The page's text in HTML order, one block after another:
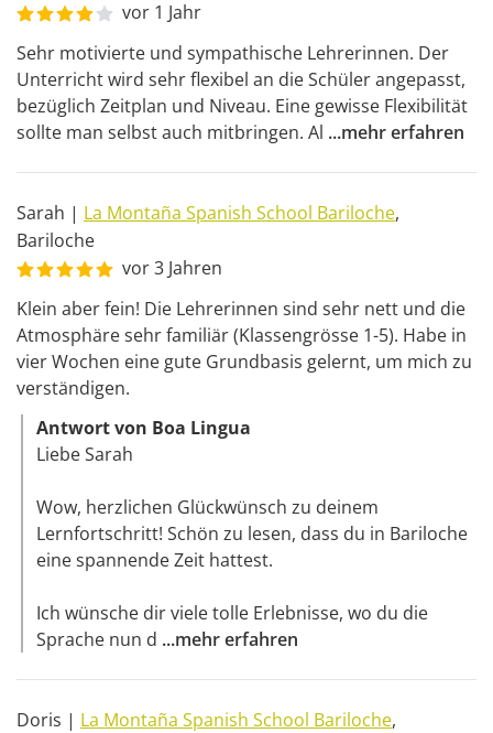
vor 1 Jahr
Sehr motivierte und sympathische Lehrerinnen. Der
Unterricht wird sehr flexibel an die Schüler angepasst,
bezüglich Zeitplan und Niveau. Eine gewisse Flexibilität
sollte man selbst auch mitbringen. Al ...mehr erfahren
Sarah | La Montaña Spanish School Bariloche,
Bariloche
vor 3 Jahren
Klein aber fein! Die Lehrerinnen sind sehr nett und die
Atmosphäre sehr familiär (Klassengrösse 1-5). Habe in
vier Wochen eine gute Grundbasis gelernt, um mich zu
verständigen.
Antwort von Boa Lingua
Liebe Sarah
Wow, herzlichen Glückwünsch zu deinem
Lernfortschritt! Schön zu lesen, dass du in Bariloche
eine spannende Zeit hattest.
Ich wünsche dir viele tolle Erlebnisse, wo du die
Sprache nun d ...mehr erfahren
Doris | La Montaña Spanish School Bariloche,